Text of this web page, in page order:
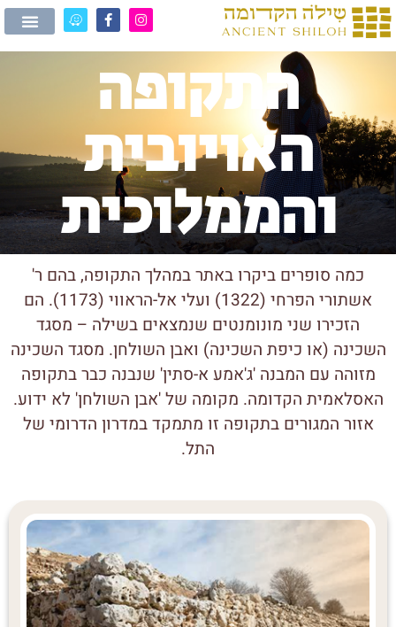
התקופה
האויובית
והממלוכית
כמה סופרים ביקרו באתר במהלך התקופה, בהם ר'
אשתורי הפרחי (1322) ועלי אל-הראווי (1173). הם
הזכירו שני מונומנטים שנמצאים בשילה – מסגד
השכינה (או כיפת השכינה) ואבן השולחן. מסגד השכינה
מזוהה עם המבנה 'ג'אמע א-סתין' שנבנה כבר בתקופה
האסלאמית הקדומה. מקומה של 'אבן השולחן' לא ידוע.
אזור המגורים בתקופה זו מתמקד במדרון הדרומי של
התל.